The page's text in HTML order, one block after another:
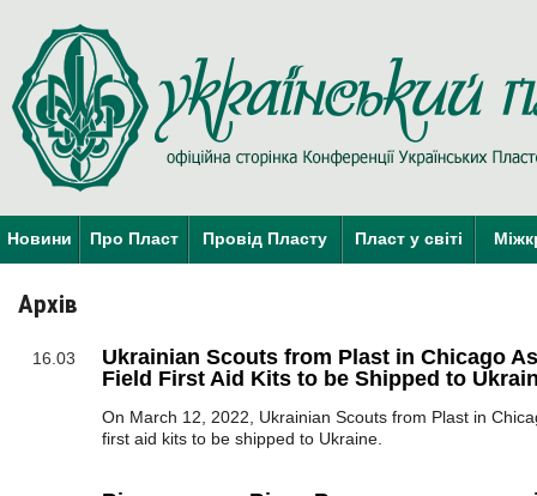
Новини Про Пласт Провід Пласту Пласт у світі
Архів
16.03
Ukrainian Scouts from Plast in Chicago
Field First Aid Kits to be Shipped to
On March 12, 2022, Ukrainian Scouts from Plast in
first aid kits to be shipped to Ukraine.